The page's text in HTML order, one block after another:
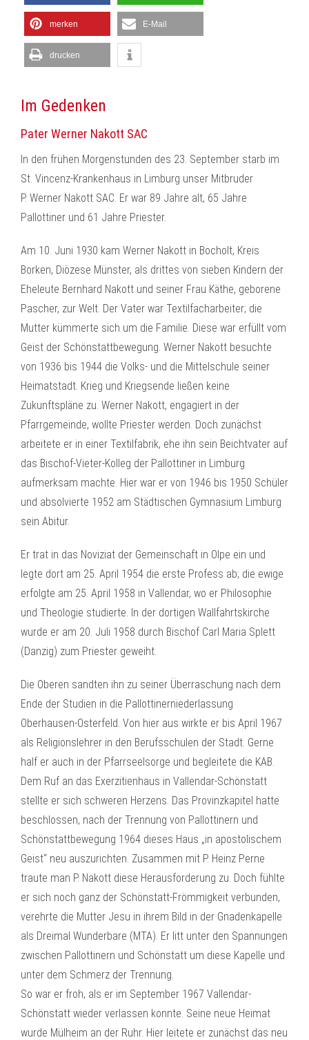
merken E-Mail
drucken
Im Gedenken
Pater Werner Nakott SAC
In den frühen Morgenstunden des 23. September starb im
St. Vincenz-Krankenhaus in Limburg unser Mitbruder
P. Werner Nakott SAC. Er war 89 Jahre alt, 65 Jahre
Pallottiner und 61 Jahre Priester.
Am 10. Juni 1930 kam Werner Nakott in Bocholt, Kreis
Borken, Diözese Münster, als drittes von sieben Kindern der
Eheleute Bernhard Nakott und seiner Frau Käthe, geborene
Pascher, zur Welt. Der Vater war Textilfacharbeiter; die
Mutter kümmerte sich um die Familie. Diese war erfüllt vom
Geist der Schönstattbewegung. Werner Nakott besuchte
von 1936 bis 1944 die Volks- und die Mittelschule seiner
Heimatstadt. Krieg und Kriegsende ließen keine
Zukunftspläne zu. Werner Nakott, engagiert in der
Pfarrgemeinde, wollte Priester werden. Doch zunächst
arbeitete er in einer Textilfabrik, ehe ihn sein Beichtvater auf
das Bischof-Vieter-Kolleg der Pallottiner in Limburg
aufmerksam machte. Hier war er von 1946 bis 1950 Schüler
und absolvierte 1952 am Städtischen Gymnasium Limburg
sein Abitur.
Er trat in das Noviziat der Gemeinschaft in Olpe ein und
legte dort am 25. April 1954 die erste Profess ab; die ewige
erfolgte am 25. April 1958 in Vallendar, wo er Philosophie
und Theologie studierte. In der dortigen Wallfahrtskirche
wurde er am 20. Juli 1958 durch Bischof Carl Maria Splett
(Danzig) zum Priester geweiht.
Die Oberen sandten ihn zu seiner Überraschung nach dem
Ende der Studien in die Pallottinerniederlassung
Oberhausen-Osterfeld. Von hier aus wirkte er bis April 1967
als Religionslehrer in den Berufsschulen der Stadt. Gerne
half er auch in der Pfarrseelsorge und begleitete die KAB.
Dem Ruf an das Exerzitienhaus in Vallendar-Schönstatt
stellte er sich schweren Herzens. Das Provinzkapitel hatte
beschlossen, nach der Trennung von Pallottinern und
Schönstattbewegung 1964 dieses Haus „in apostolischem
Geist“ neu auszurichten. Zusammen mit P. Heinz Perne
traute man P. Nakott diese Herausforderung zu. Doch fühlte
er sich noch ganz der Schönstatt-Frömmigkeit verbunden,
verehrte die Mutter Jesu in ihrem Bild in der Gnadenkapelle
als Dreimal Wunderbare (MTA). Er litt unter den Spannungen
zwischen Pallottinern und Schönstatt um diese Kapelle und
unter dem Schmerz der Trennung.
So war er froh, als er im September 1967 Vallendar-
Schönstatt wieder verlassen konnte. Seine neue Heimat
wurde Mülheim an der Ruhr. Hier leitete er zunächst das neu